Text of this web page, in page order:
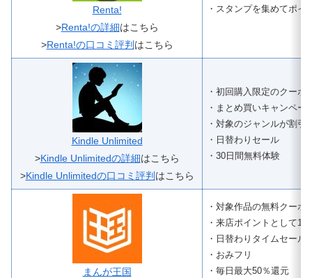
Renta!
>Renta!の詳細はこちら
>Renta!の口コミ評判 はこちら
・スタンプを集めてポイ
Kindle Unlimited
>Kindle Unlimitedの詳細はこちら
>Kindle Unlimitedの口コミ評判 はこちら
・初回購入限定のクーポ
・まとめ買いキャンペー
・対象のジャンルが割引
・日替わりセール
・30日間無料体験
まんが王国
・対象作品の無料クーポ
・来店ポイントとして1
・日替わりタイムセール
・おみフリ
・毎日最大50％還元